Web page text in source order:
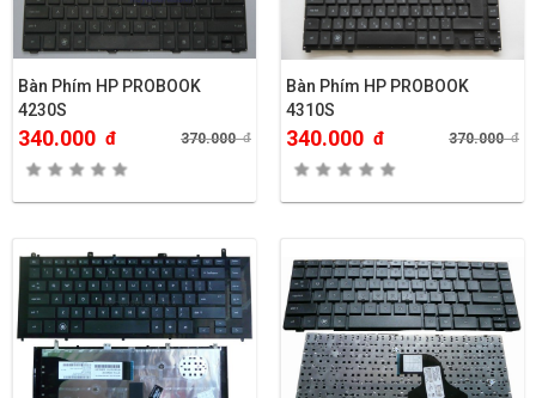
Bàn Phím HP PROBOOK
4230S
340.000 đ 370.000đ
Bàn Phím HP PROBOOK
4310S
340.000 đ 370.000đ